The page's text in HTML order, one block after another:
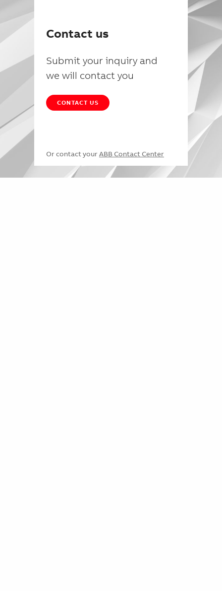
Contact us
Submit your inquiry and
we will contact you
CONTACT US
Or contact your ABB Contact Center